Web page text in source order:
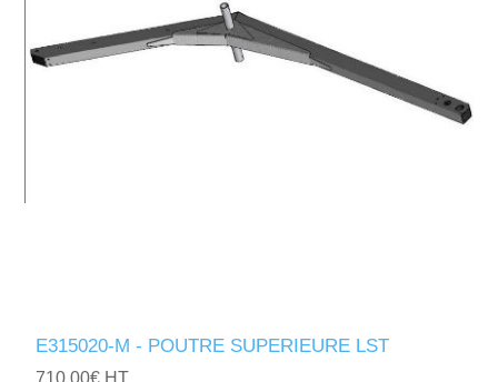
E315020-M - POUTRE SUPERIEURE LST
710,00€ HT